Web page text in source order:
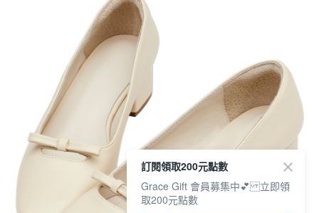
訂閱領取200元點數
Grace Gift 會員募集中💕 立即領
取200元點數